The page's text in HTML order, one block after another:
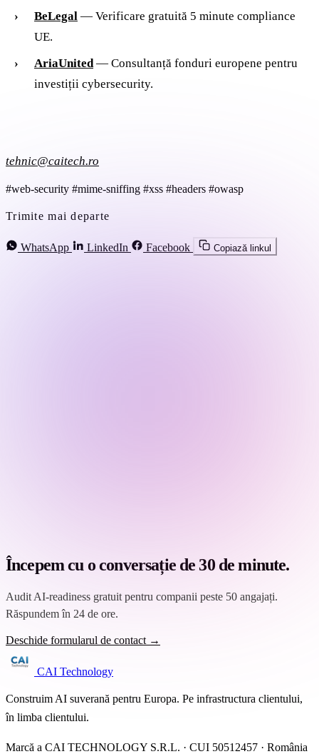
BeLegal — Verificare gratuită 5 minute compliance
UE.
AriaUnited— Consultanță fonduri europene pentru
investiții cybersecurity.
tehnic@caitech.ro
#web-security #mime-sniffing #xss #headers #owasp
Trimite mai departe
WhatsApp LinkedIn Facebook Copiază linkul
Începem cu o conversație de 30 de minute.
Audit AI-readiness gratuit pentru companii peste 50 angajați.
Răspundem în 24 de ore.
Deschide formularul de contact →
CAI Technology
Construim AI suverană pentru Europa. Pe infrastructura clientului,
în limba clientului.
Marcă a CAI TECHNOLOGY S.R.L. · CUI 50512457 · România